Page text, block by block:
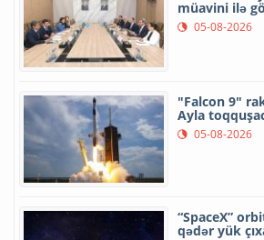
müavini ilə
05-08-2026
"Falcon 9"
Ayla
05-08-2026
“SpaceX”
qədər yük